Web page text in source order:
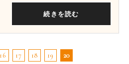
続きを読む
16 17 18 19 20